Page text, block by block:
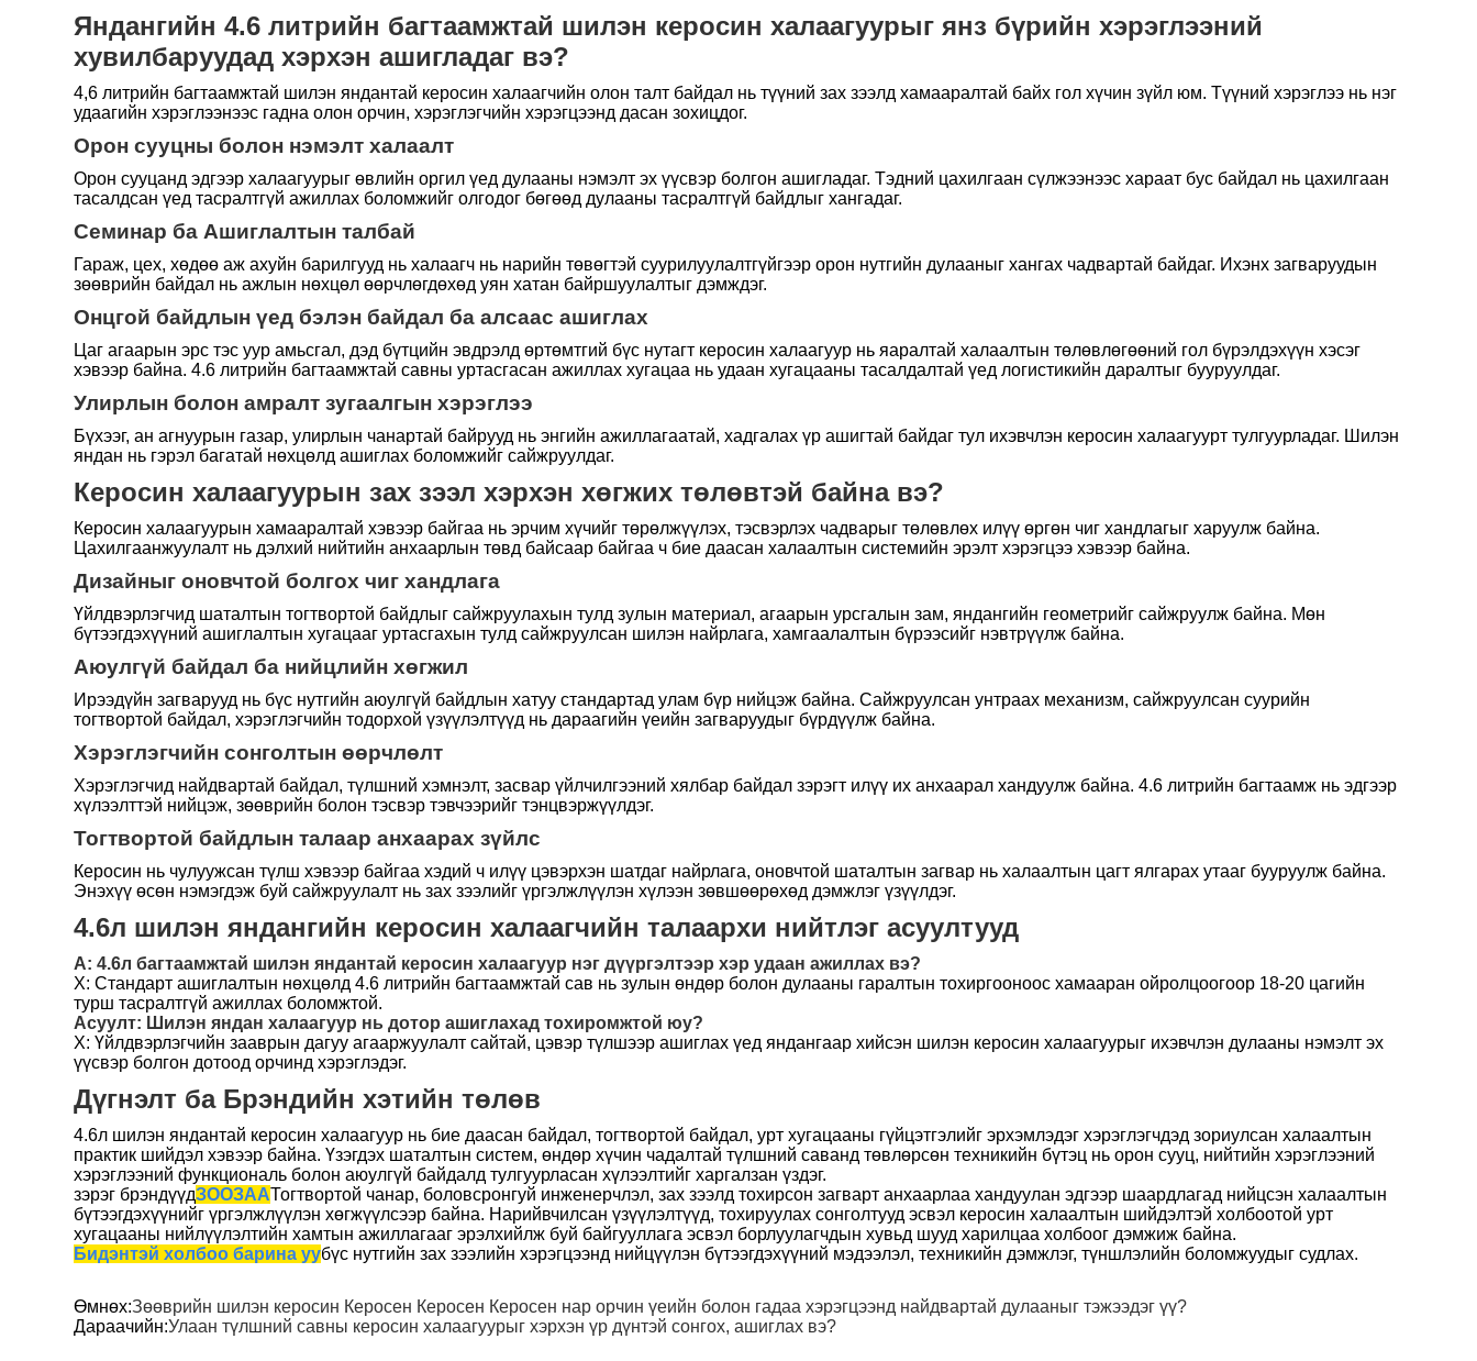
Яндангийн 4.6 литрийн багтаамжтай шилэн керосин халаагуурыг янз бүрийн хэрэглээний
хувилбаруудад хэрхэн ашигладаг вэ?
4,6 литрийн багтаамжтай шилэн яндантай керосин халаагчийн олон талт байдал нь түүний зах зээлд хамааралтай байх гол хүчин зүйл юм. Түүний хэрэглээ нь нэг
удаагийн хэрэглээнээс гадна олон орчин, хэрэглэгчийн хэрэгцээнд дасан зохицдог.
Орон сууцны болон нэмэлт халаалт
Орон сууцанд эдгээр халаагуурыг өвлийн оргил үед дулааны нэмэлт эх үүсвэр болгон ашигладаг. Тэдний цахилгаан сүлжээнээс хараат бус байдал нь цахилгаан
тасалдсан үед тасралтгүй ажиллах боломжийг олгодог бөгөөд дулааны тасралтгүй байдлыг хангадаг.
Семинар ба Ашиглалтын талбай
Гараж, цех, хөдөө аж ахуйн барилгууд нь халаагч нь нарийн төвөгтэй суурилуулалтгүйгээр орон нутгийн дулааныг хангах чадвартай байдаг. Ихэнх загваруудын
зөөврийн байдал нь ажлын нөхцөл өөрчлөгдөхөд уян хатан байршуулалтыг дэмждэг.
Онцгой байдлын үед бэлэн байдал ба алсаас ашиглах
Цаг агаарын эрс тэс уур амьсгал, дэд бүтцийн эвдрэлд өртөмтгий бүс нутагт керосин халаагуур нь яаралтай халаалтын төлөвлөгөөний гол бүрэлдэхүүн хэсэг
хэвээр байна. 4.6 литрийн багтаамжтай савны уртасгасан ажиллах хугацаа нь удаан хугацааны тасалдалтай үед логистикийн даралтыг бууруулдаг.
Улирлын болон амралт зугаалгын хэрэглээ
Бүхээг, ан агнуурын газар, улирлын чанартай байрууд нь энгийн ажиллагаатай, хадгалах үр ашигтай байдаг тул ихэвчлэн керосин халаагуурт тулгуурладаг. Шилэн
яндан нь гэрэл багатай нөхцөлд ашиглах боломжийг сайжруулдаг.
Керосин халаагуурын зах зээл хэрхэн хөгжих төлөвтэй байна вэ?
Керосин халаагуурын хамааралтай хэвээр байгаа нь эрчим хүчийг төрөлжүүлэх, тэсвэрлэх чадварыг төлөвлөх илүү өргөн чиг хандлагыг харуулж байна.
Цахилгаанжуулалт нь дэлхий нийтийн анхаарлын төвд байсаар байгаа ч бие даасан халаалтын системийн эрэлт хэрэгцээ хэвээр байна.
Дизайныг оновчтой болгох чиг хандлага
Үйлдвэрлэгчид шаталтын тогтвортой байдлыг сайжруулахын тулд зулын материал, агаарын урсгалын зам, яндангийн геометрийг сайжруулж байна. Мөн
бүтээгдэхүүний ашиглалтын хугацааг уртасгахын тулд сайжруулсан шилэн найрлага, хамгаалалтын бүрээсийг нэвтрүүлж байна.
Аюулгүй байдал ба нийцлийн хөгжил
Ирээдүйн загварууд нь бүс нутгийн аюулгүй байдлын хатуу стандартад улам бүр нийцэж байна. Сайжруулсан унтраах механизм, сайжруулсан суурийн
тогтвортой байдал, хэрэглэгчийн тодорхой үзүүлэлтүүд нь дараагийн үеийн загваруудыг бүрдүүлж байна.
Хэрэглэгчийн сонголтын өөрчлөлт
Хэрэглэгчид найдвартай байдал, түлшний хэмнэлт, засвар үйлчилгээний хялбар байдал зэрэгт илүү их анхаарал хандуулж байна. 4.6 литрийн багтаамж нь эдгээр
хүлээлттэй нийцэж, зөөврийн болон тэсвэр тэвчээрийг тэнцвэржүүлдэг.
Тогтвортой байдлын талаар анхаарах зүйлс
Керосин нь чулуужсан түлш хэвээр байгаа хэдий ч илүү цэвэрхэн шатдаг найрлага, оновчтой шаталтын загвар нь халаалтын цагт ялгарах утааг бууруулж байна.
Энэхүү өсөн нэмэгдэж буй сайжруулалт нь зах зээлийг үргэлжлүүлэн хүлээн зөвшөөрөхөд дэмжлэг үзүүлдэг.
4.6л шилэн яндангийн керосин халаагчийн талаархи нийтлэг асуултууд
А: 4.6л багтаамжтай шилэн яндантай керосин халаагуур нэг дүүргэлтээр хэр удаан ажиллах вэ?
Х: Стандарт ашиглалтын нөхцөлд 4.6 литрийн багтаамжтай сав нь зулын өндөр болон дулааны гаралтын тохиргооноос хамааран ойролцоогоор 18-20 цагийн
турш тасралтгүй ажиллах боломжтой.
Асуулт: Шилэн яндан халаагуур нь дотор ашиглахад тохиромжтой юу?
Х: Үйлдвэрлэгчийн зааврын дагуу агааржуулалт сайтай, цэвэр түлшээр ашиглах үед яндангаар хийсэн шилэн керосин халаагуурыг ихэвчлэн дулааны нэмэлт эх
үүсвэр болгон дотоод орчинд хэрэглэдэг.
Дүгнэлт ба Брэндийн хэтийн төлөв
4.6л шилэн яндантай керосин халаагуур нь бие даасан байдал, тогтвортой байдал, урт хугацааны гүйцэтгэлийг эрхэмлэдэг хэрэглэгчдэд зориулсан халаалтын
практик шийдэл хэвээр байна. Үзэгдэх шаталтын систем, өндөр хүчин чадалтай түлшний саванд төвлөрсөн техникийн бүтэц нь орон сууц, нийтийн хэрэглээний
хэрэглээний функциональ болон аюулгүй байдалд тулгуурласан хүлээлтийг харгалзан үздэг.
зэрэг брэндүүдЗООЗААТогтвортой чанар, боловсронгуй инженерчлэл, зах зээлд тохирсон загварт анхаарлаа хандуулан эдгээр шаардлагад нийцсэн халаалтын
бүтээгдэхүүнийг үргэлжлүүлэн хөгжүүлсээр байна. Нарийвчилсан үзүүлэлтүүд, тохируулах сонголтууд эсвэл керосин халаалтын шийдэлтэй холбоотой урт
хугацааны нийлүүлэлтийн хамтын ажиллагааг эрэлхийлж буй байгууллага эсвэл борлуулагчдын хувьд шууд харилцаа холбоог дэмжиж байна.
Бидэнтэй холбоо барина уубүс нутгийн зах зээлийн хэрэгцээнд нийцүүлэн бүтээгдэхүүний мэдээлэл, техникийн дэмжлэг, түншлэлийн боломжуудыг судлах.
Өмнөх:Зөөврийн шилэн керосин Керосен Керосен Керосен нар орчин үеийн болон гадаа хэрэгцээнд найдвартай дулааныг тэжээдэг үү?
Дараачийн:Улаан түлшний савны керосин халаагуурыг хэрхэн үр дүнтэй сонгох, ашиглах вэ?